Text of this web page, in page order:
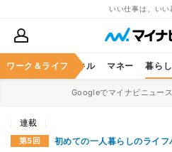
いい仕事は、いい
ワーク＆ライフ
ア ビジネススキル マネー 暮らし
Googleでマイナビニュー
連載
第5回 初めての一人暮らしのライフ